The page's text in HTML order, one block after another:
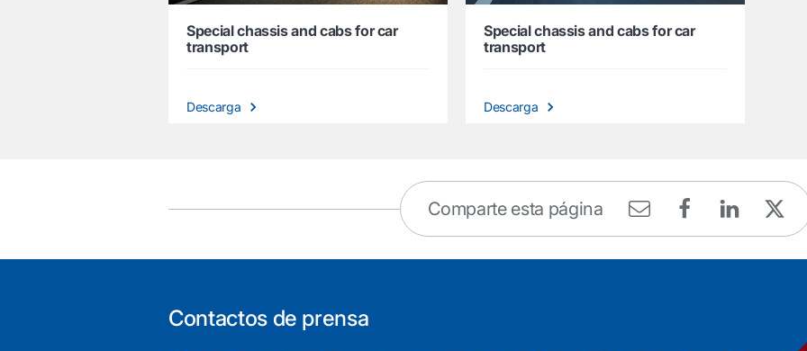
Special chassis and cabs for car
transport
Descarga
Special chassis and cabs for car
transport
Descarga
Comparte esta página
Contactos de prensa